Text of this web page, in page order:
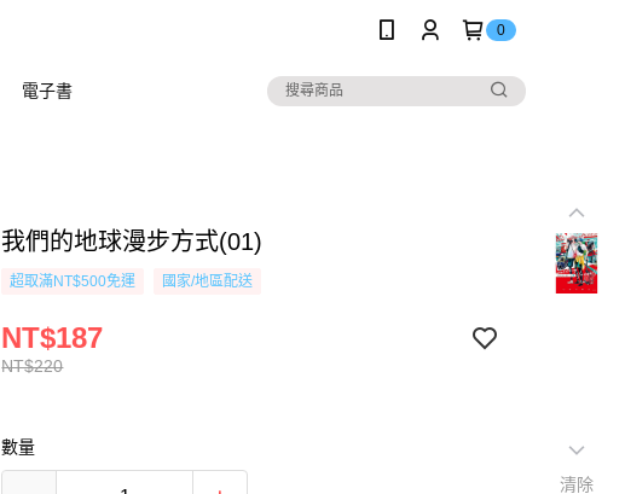
0
電子書
我們的地球漫步方式(01)
超取滿NT$500免運 國家/地區配送
NT$220
NT$187
數量
清除